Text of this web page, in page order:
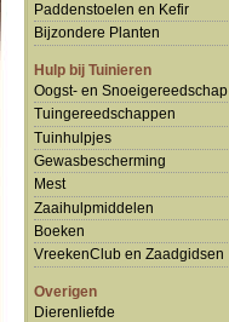
Paddenstoelen en Kefir
Bijzondere Planten
Hulp bij Tuinieren
Oogst- en Snoeigereedschap
Tuingereedschappen
Tuinhulpjes
Gewasbescherming
Mest
Zaaihulpmiddelen
Boeken
VreekenClub en Zaadgidsen
Overigen
Dierenliefde